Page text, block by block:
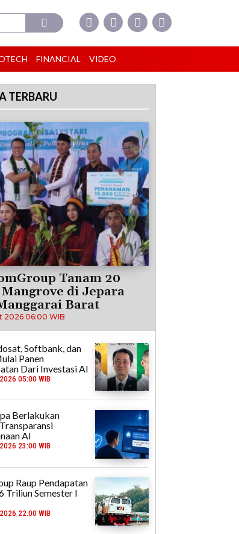
FINANCIAL VIDEO
TERBARU
Tanam 20
di Jepara
Barat
2026 06:00 WIB
Softbank, dan
Panen
Dari Investasi AI
05:00 WIB
Berlakukan
AI
23:00 WIB
Raup Pendapatan
Triliun Semester I
22:00 WIB